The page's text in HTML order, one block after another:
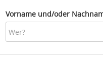
Vorname und/oder